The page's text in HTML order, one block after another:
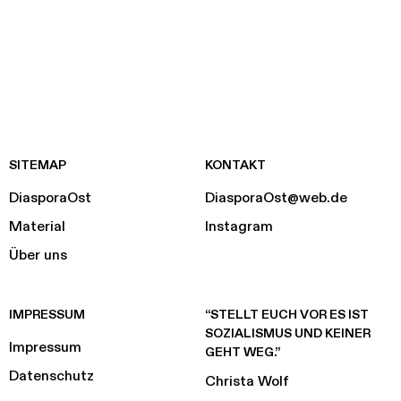
SITEMAP
DiasporaOst
Material
Über uns
KONTAKT
DiasporaOst@web.de
Instagram
IMPRESSUM
Impressum
Datenschutz
“STELLT EUCH VOR ES IST
SOZIALISMUS UND KEINER
GEHT WEG.”
Christa Wolf